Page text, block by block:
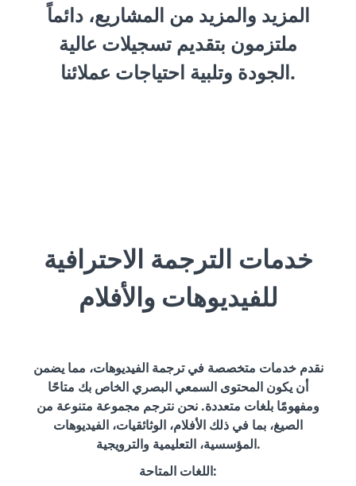
المزيد والمزيد من المشاريع، دائماً
ملتزمون بتقديم تسجيلات عالية
الجودة وتلبية احتياجات عملائنا.
خدمات الترجمة الاحترافية
للفيديوهات والأفلام
نقدم خدمات متخصصة في ترجمة الفيديوهات، مما يضمن
أن يكون المحتوى السمعي البصري الخاص بك متاحًا
ومفهومًا بلغات متعددة. نحن نترجم مجموعة متنوعة من
الصيغ، بما في ذلك الأفلام، الوثائقيات، الفيديوهات
المؤسسية، التعليمية والترويجية.
اللغات المتاحة: